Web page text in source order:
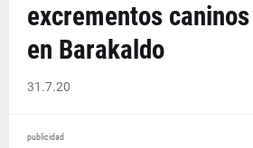
excrementos
en Barakaldo
31.7.20
publicidad